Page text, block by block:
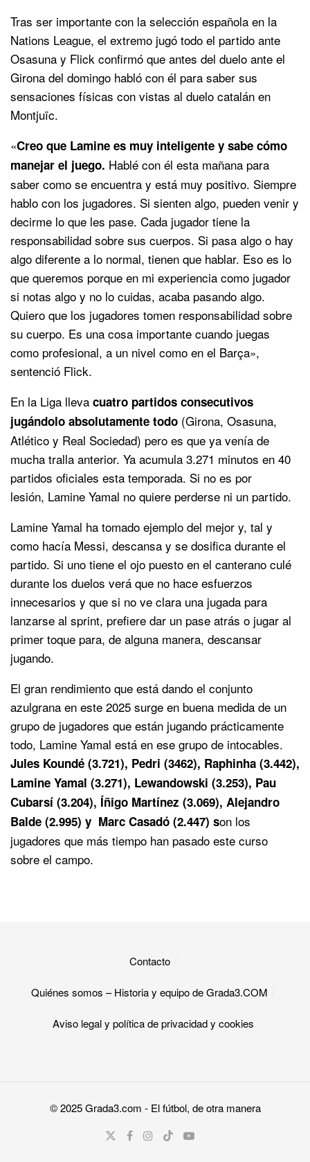
Tras ser importante con la selección española en la
Nations League, el extremo jugó todo el partido ante
Osasuna y Flick confirmó que antes del duelo ante el
Girona del domingo habló con él para saber sus
sensaciones físicas con vistas al duelo catalán en
Montjuïc.
«Creo que Lamine es muy inteligente y sabe cómo
manejar el juego. Hablé con él esta mañana para
saber como se encuentra y está muy positivo. Siempre
hablo con los jugadores. Si sienten algo, pueden venir y
decirme lo que les pase. Cada jugador tiene la
responsabilidad sobre sus cuerpos. Si pasa algo o hay
algo diferente a lo normal, tienen que hablar. Eso es lo
que queremos porque en mi experiencia como jugador
si notas algo y no lo cuidas, acaba pasando algo.
Quiero que los jugadores tomen responsabilidad sobre
su cuerpo. Es una cosa importante cuando juegas
como profesional, a un nivel como en el Barça»,
sentenció Flick.
En la Liga lleva cuatro partidos consecutivos
jugándolo absolutamente todo (Girona, Osasuna,
Atlético y Real Sociedad) pero es que ya venía de
mucha tralla anterior. Ya acumula 3.271 minutos en 40
partidos oficiales esta temporada. Si no es por
lesión, Lamine Yamal no quiere perderse ni un partido.
Lamine Yamal ha tomado ejemplo del mejor y, tal y
como hacía Messi, descansa y se dosifica durante el
partido. Si uno tiene el ojo puesto en el canterano culé
durante los duelos verá que no hace esfuerzos
innecesarios y que si no ve clara una jugada para
lanzarse al sprint, prefiere dar un pase atrás o jugar al
primer toque para, de alguna manera, descansar
jugando.
El gran rendimiento que está dando el conjunto
azulgrana en este 2025 surge en buena medida de un
grupo de jugadores que están jugando prácticamente
todo, Lamine Yamal está en ese grupo de intocables.
Jules Koundé (3.721), Pedri (3462), Raphinha (3.442),
Lamine Yamal (3.271), Lewandowski (3.253), Pau
Cubarsí (3.204), Íñigo Martínez (3.069), Alejandro
Balde (2.995) y Marc Casadó (2.447) son los
jugadores que más tiempo han pasado este curso
sobre el campo.
Contacto
Quiénes somos – Historia y equipo de Grada3.COM
Aviso legal y política de privacidad y cookies​
© 2025Grada3.com - El fútbol, de otra manera